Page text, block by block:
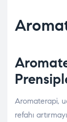
Aromaterapi,
refahı